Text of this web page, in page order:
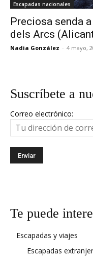
Escapadas nacionales
Preciosa senda
dels Arcs
Nadia González - 4 mayo,
Suscríbete a
Correo electrónico:
Te puede
Escapadas y viajes
Escapadas